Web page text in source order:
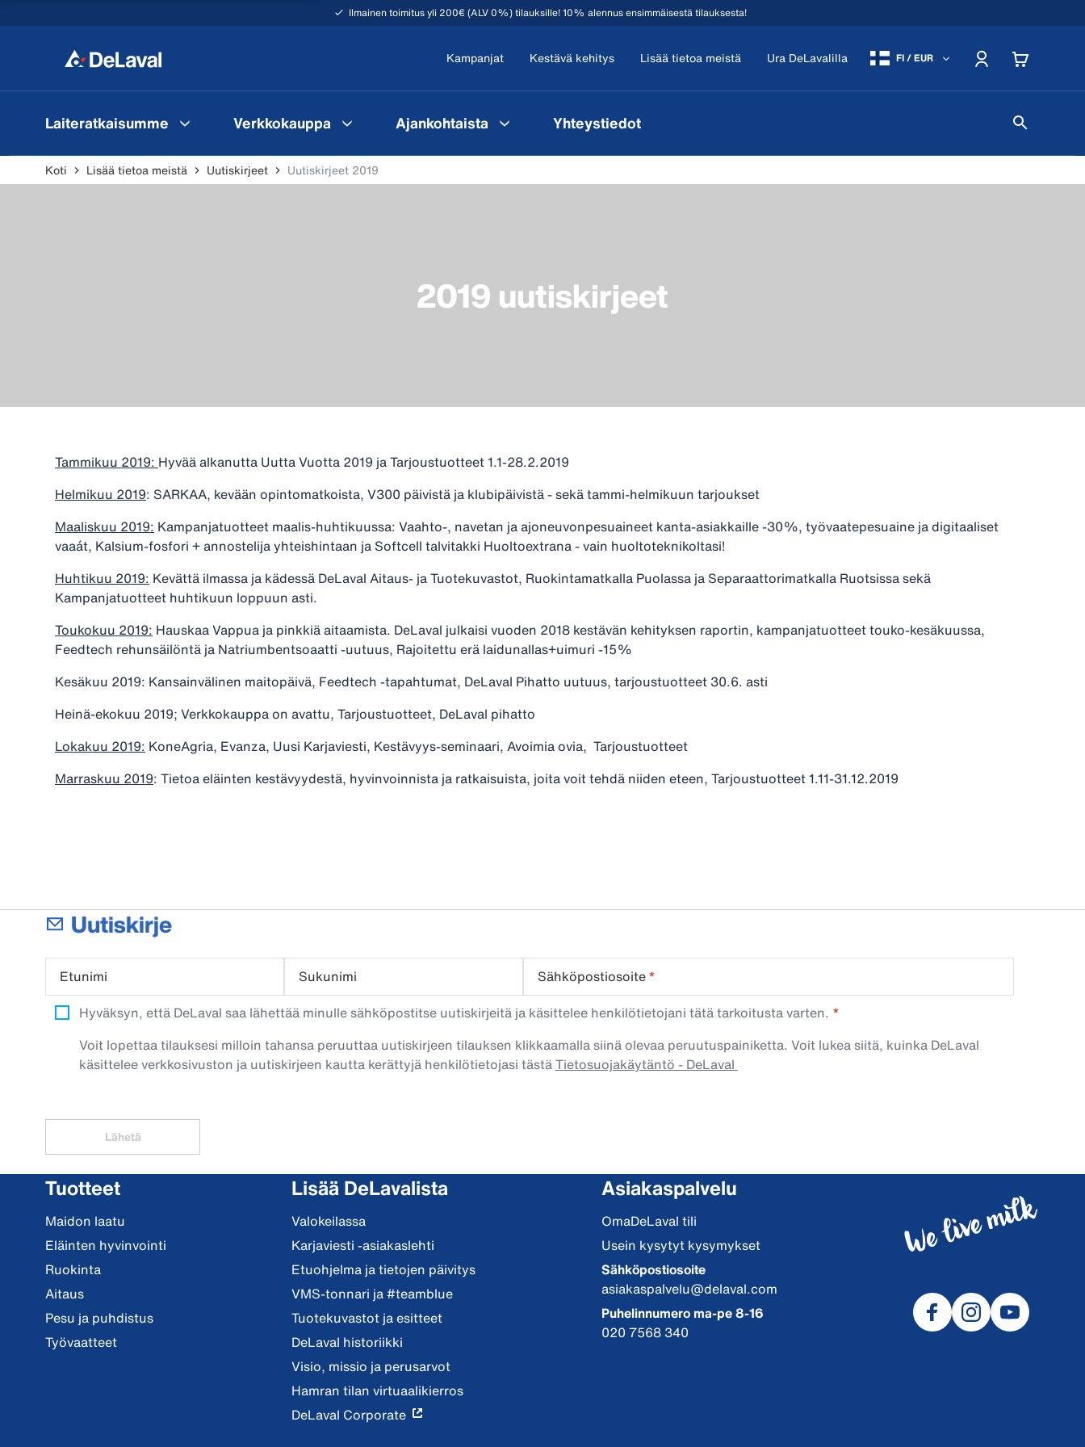
Ilmainen toimitus yli 200€ (ALV 0%) tilauksille! 10% alennus ensimmäisestä tilauksesta!
Kampanjat Kestävä kehitys Lisää tietoa meistä Ura DeLavalilla FI / EUR
Laiteratkaisumme Verkkokauppa Ajankohtaista Yhteystiedot
Koti Lisää tietoa meistä Uutiskirjeet Uutiskirjeet 2019
2019 uutiskirjeet
Tammikuu 2019: Hyvää alkanutta Uutta Vuotta 2019 ja Tarjoustuotteet 1.1-28.2.2019
Helmikuu 2019: SARKAA, kevään opintomatkoista, V300 päivistä ja klubipäivistä - sekä tammi-helmikuun tarjoukset
Maaliskuu 2019: Kampanjatuotteet maalis-huhtikuussa: Vaahto-, navetan ja ajoneuvonpesuaineet kanta-asiakkaille -30%, työvaatepesuaine ja digitaaliset
vaaát, Kalsium-fosfori + annostelija yhteishintaan ja Softcell talvitakki Huoltoextrana - vain huoltoteknikoltasi!
Huhtikuu 2019: Kevättä ilmassa ja kädessä DeLaval Aitaus- ja Tuotekuvastot, Ruokintamatkalla Puolassa ja Separaattorimatkalla Ruotsissa sekä
Kampanjatuotteet huhtikuun loppuun asti.
Toukokuu 2019: Hauskaa Vappua ja pinkkiä aitaamista. DeLaval julkaisi vuoden 2018 kestävän kehityksen raportin, kampanjatuotteet touko-kesäkuussa,
Feedtech rehunsäilöntä ja Natriumbentsoaatti -uutuus, Rajoitettu erä laidunallas+uimuri -15%
Kesäkuu 2019: Kansainvälinen maitopäivä, Feedtech -tapahtumat, DeLaval Pihatto uutuus, tarjoustuotteet 30.6. asti
Heinä-ekokuu 2019; Verkkokauppa on avattu, Tarjoustuotteet, DeLaval pihatto
Lokakuu 2019: KoneAgria, Evanza, Uusi Karjaviesti, Kestävyys-seminaari, Avoimia ovia, Tarjoustuotteet
Marraskuu 2019: Tietoa eläinten kestävyydestä, hyvinvoinnista ja ratkaisuista, joita voit tehdä niiden eteen, Tarjoustuotteet 1.11-31.12.2019
Uutiskirje
Etunimi Sukunimi Sähköpostiosoite*
Hyväksyn, että DeLaval saa lähettää minulle sähköpostitse uutiskirjeitä ja käsittelee henkilötietojani tätä tarkoitusta varten.
Voit lopettaa tilauksesi milloin tahansa peruuttaa uutiskirjeen tilauksen klikkaamalla siinä olevaa peruutuspainiketta. Voit lukea siitä, kuinka DeLaval
käsittelee verkkosivuston ja uutiskirjeen kautta kerättyjä henkilötietojasi tästäTietosuojakäytäntö - DeLaval
Lähetä
Tuotteet
Maidon laatu
Eläinten hyvinvointi
Ruokinta
Aitaus
Pesu ja puhdistus
Työvaatteet
Lisää DeLavalista
Valokeilassa
Karjaviesti -asiakaslehti
Etuohjelma ja tietojen päivitys
VMS-tonnari ja #teamblue
Tuotekuvastot ja esitteet
DeLaval historiikki
Visio, missio ja perusarvot
Hamran tilan virtuaalikierros
DeLaval Corporate
Asiakaspalvelu
OmaDeLaval tili
Usein kysytyt kysymykset
Sähköpostiosoite
asiakaspalvelu@delaval.com
Puhelinnumero ma-pe 8-16
020 7568 340